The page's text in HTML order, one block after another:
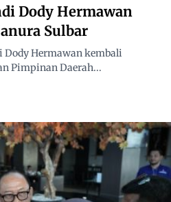
Dody Hermawan
Sulbar
Dody Hermawan kembali
Pimpinan Daerah...